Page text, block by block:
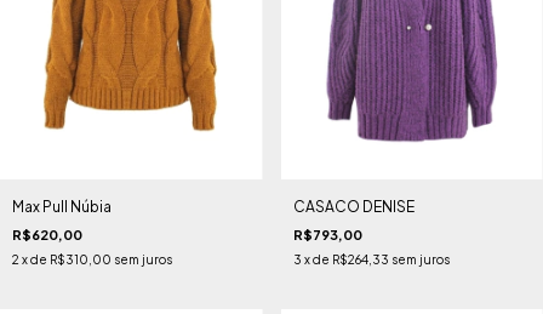
Max Pull Núbia
R$620,00
2 x de R$310,00 sem juros
CASACO DENISE
R$793,00
3 x de R$264,33 sem juros